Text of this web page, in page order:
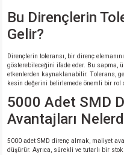
Bu Dirençlerin
Gelir?
Dirençlerin toleransı, bir direnç
gösterebileceğini ifade eder. Bu sapma,
etkenlerden kaynaklanabilir. Tolerans,
kesin değerini belirlemede önemli bir rol
5000 Adet SMD
Avantajları
5000 adet SMD direnç almak, maliyet
düşürür. Ayrıca, sürekli ve tutarlı bir